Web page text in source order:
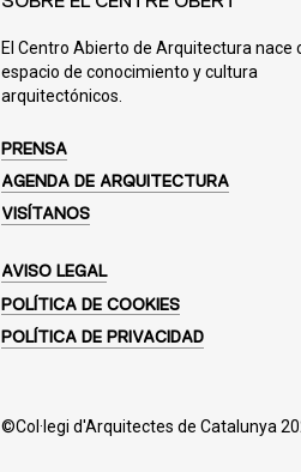
El Centro Abierto de Arquitectura nace
espacio de conocimiento y cultura
arquitectónicos.
PRENSA
AGENDA DE ARQUITECTURA
VISÍTANOS
AVISO LEGAL
POLÍTICA DE COOKIES
POLÍTICA DE PRIVACIDAD
©Col·legi d'Arquitectes de Catalunya